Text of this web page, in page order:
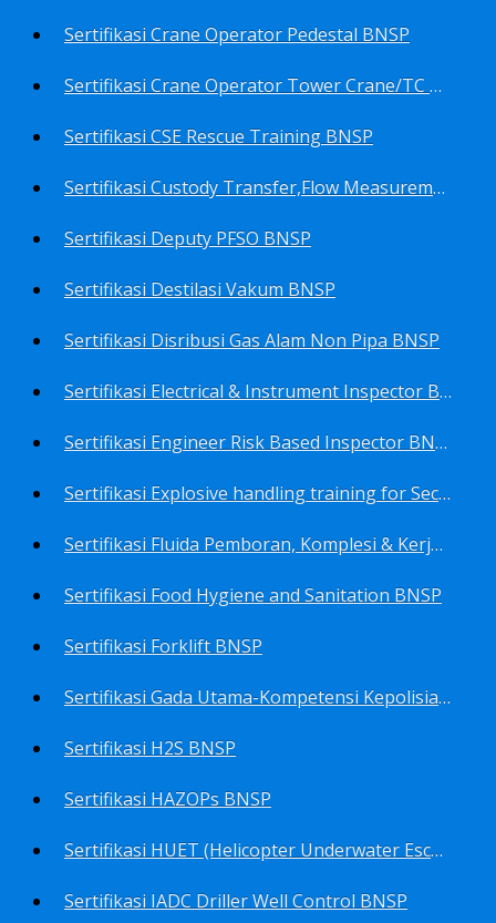
Sertifikasi Crane Operator Pedestal BNSP
Sertifikasi Crane Operator Tower Crane/TC BNSP
Sertifikasi CSE Rescue Training BNSP
Sertifikasi Custody Transfer,Flow Measurement&Flow Meter (Harga Khusus) BNSP
Sertifikasi Deputy PFSO BNSP
Sertifikasi Destilasi Vakum BNSP
Sertifikasi Disribusi Gas Alam Non Pipa BNSP
Sertifikasi Electrical & Instrument Inspector BNSP
Sertifikasi Engineer Risk Based Inspector BNSP
Sertifikasi Explosive handling training for Security staffs BNSP
Sertifikasi Fluida Pemboran, Komplesi & Kerja Ulang Sumur BNSP
Sertifikasi Food Hygiene and Sanitation BNSP
Sertifikasi Forklift BNSP
Sertifikasi Gada Utama-Kompetensi Kepolisian Terbatas Sektor Industri Migas BNSP
Sertifikasi H2S BNSP
Sertifikasi HAZOPs BNSP
Sertifikasi HUET (Helicopter Underwater Escape Training) BNSP
Sertifikasi IADC Driller Well Control BNSP